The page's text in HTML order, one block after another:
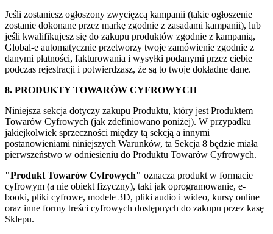
Jeśli zostaniesz ogłoszony zwycięzcą kampanii (takie ogłoszenie
zostanie dokonane przez markę zgodnie z zasadami kampanii), lub
jeśli kwalifikujesz się do zakupu produktów zgodnie z kampanią,
Global-e automatycznie przetworzy twoje zamówienie zgodnie z
danymi płatności, fakturowania i wysyłki podanymi przez ciebie
podczas rejestracji i potwierdzasz, że są to twoje dokładne dane.
8. PRODUKTY TOWARÓW CYFROWYCH
Niniejsza sekcja dotyczy zakupu Produktu, który jest Produktem
Towarów Cyfrowych (jak zdefiniowano poniżej). W przypadku
jakiejkolwiek sprzeczności między tą sekcją a innymi
postanowieniami niniejszych Warunków, ta Sekcja 8 będzie miała
pierwszeństwo w odniesieniu do Produktu Towarów Cyfrowych.
"Produkt Towarów Cyfrowych" oznacza produkt w formacie
cyfrowym (a nie obiekt fizyczny), taki jak oprogramowanie, e-
booki, pliki cyfrowe, modele 3D, pliki audio i wideo, kursy online
oraz inne formy treści cyfrowych dostępnych do zakupu przez kasę
Sklepu.